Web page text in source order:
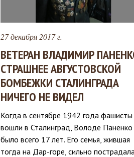
27 декабря 2017 г.
ВЕТЕРАН ВЛАДИМИР
СТРАШНЕЕ АВГУСТОВСКОЙ
БОМБЕЖКИ СТАЛИНГРАДА
НИЧЕГО НЕ ВИДЕЛ
Когда в сентябре 1942 года фашисты
вошли в Сталинград, Володе Паненко
было всего 17 лет. Его семья, жившая
тогда на Дар-горе, сильно